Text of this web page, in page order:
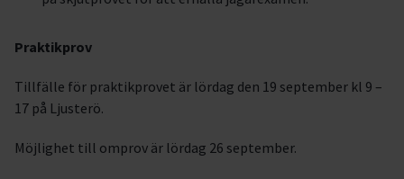
Praktikprov
Tillfälle för praktikprovet är lördag den 19 september kl 9 –
17 på Ljusterö.
Möjlighet till omprov är lördag 26 september.